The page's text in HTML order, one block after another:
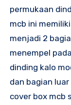
permukaan
mcb ini
menjadi 2
menempel
dinding kalo
dan bagian
cover box mcb